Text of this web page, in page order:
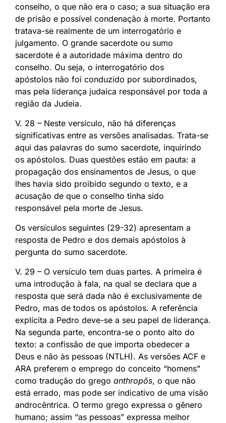
conselho, o que não era o caso; a sua situação era
de prisão e possível condenação à morte. Portanto
tratava-se realmente de um interrogatório e
julgamento. O grande sacerdote ou sumo
sacerdote é a autoridade máxima dentro do
conselho. Ou seja, o interrogatório dos
apóstolos não foi conduzido por subordinados,
mas pela liderança judaica responsável por toda a
região da Judeia.
V. 28 – Neste versículo, não há diferenças
significativas entre as versões analisadas. Trata-se
aqui das palavras do sumo sacerdote, inquirindo
os apóstolos. Duas questões estão em pauta: a
propagação dos ensinamentos de Jesus, o que
lhes havia sido proibido segundo o texto, e a
acusação de que o conselho tinha sido
responsável pela morte de Jesus.
Os versículos seguintes (29-32) apresentam a
resposta de Pedro e dos demais apóstolos à
pergunta do sumo sacerdote.
V. 29 – O versículo tem duas partes. A primeira é
uma introdução à fala, na qual se declara que a
resposta que será dada não é exclusivamente de
Pedro, mas de todos os apóstolos. A referência
explícita a Pedro deve-se a seu papel de liderança.
Na segunda parte, encontra-se o ponto alto do
texto: a confissão de que importa obedecer a
Deus e não às pessoas (NTLH). As versões ACF e
ARA preferem o emprego do conceito “homens”
como tradução do grego anthropōs, o que não
está errado, mas pode ser indicativo de uma visão
androcêntrica. O termo grego expressa o gênero
humano; assim “as pessoas” expressa melhor